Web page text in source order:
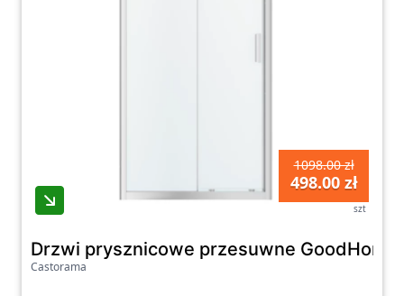
1098.00 zł
498.00 zł
szt
Drzwi prysznicowe przesuwne
Castorama